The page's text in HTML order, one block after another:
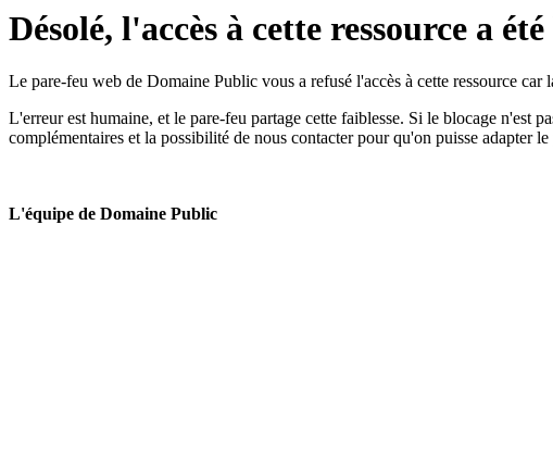
Désolé, l'accès à cette ressource a
Le pare-feu web de Domaine Public vous a refusé l'accès à cette ressource car
L'erreur est humaine, et le pare-feu partage cette faiblesse. Si le blocage n'est
complémentaires et la possibilité de nous contacter pour qu'on puisse adapter
L'équipe de Domaine Public